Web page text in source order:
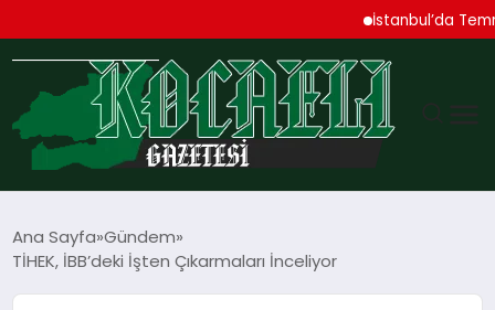
İstanbul’da
TEKNOLOJI
Ana Sayfa Gündem
TİHEK, İBB’deki İşten Çıkarmaları İnceliyor